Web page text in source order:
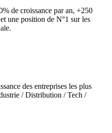
de croissance par an, +250
une position de N°1 sur les
des entreprises les plus
/ Distribution / Tech /